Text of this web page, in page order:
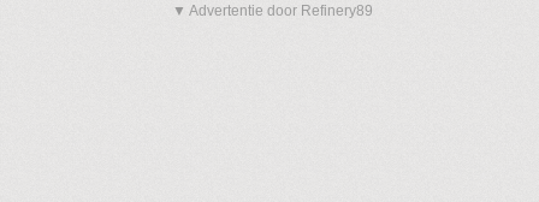
▼ Advertentie door Refinery89